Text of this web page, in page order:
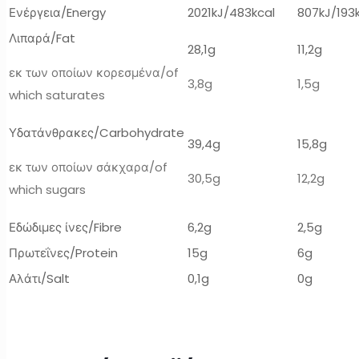
Ενέργεια/Energy 2021kJ/483kcal
807kJ/
Λιπαρά/Fat
εκ των οποίων κορεσμένα/of
which saturates
28,1g
3,8g
11,2g
1,5g
Υδατάνθρακες/Carbohydrate
εκ των οποίων σάκχαρα/of
which sugars
39,4g
30,5g
15,8g
12,2g
Εδώδιμες ίνες/Fibre 6,2g
2,5g
Πρωτεΐνες/Protein
15g
6g
Αλάτι/Salt
0,1g 0g